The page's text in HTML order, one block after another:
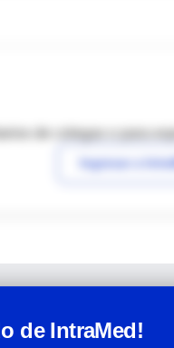
de colegas o para
Ingresar a
de IntraMed!